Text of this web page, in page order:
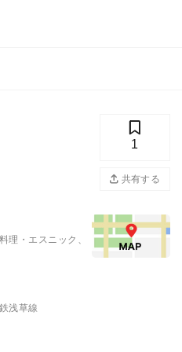
1
共有する
理・エスニック、
浅草線